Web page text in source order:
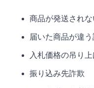
商品が発送されな
届いた商品が違う
入札価格の吊り
振り込み先詐欺